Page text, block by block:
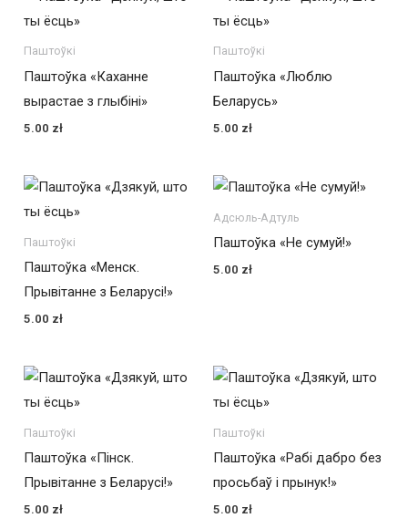
Паштоўкі
Паштоўка «Каханне
вырастае з глыбіні»
5.00 zł
Паштоўкі
Паштоўка «Люблю
Беларусь»
5.00 zł
Паштоўкі
Паштоўка «Менск.
Прывітанне з Беларусі!»
5.00 zł
Адсюль-Адтуль
Паштоўка «Не сумуй!»
5.00 zł
Паштоўкі
Паштоўка «Пінск.
Прывітанне з Беларусі!»
5.00 zł
Паштоўкі
Паштоўка «Рабі дабро без
просьбаў і прынук!»
5.00 zł